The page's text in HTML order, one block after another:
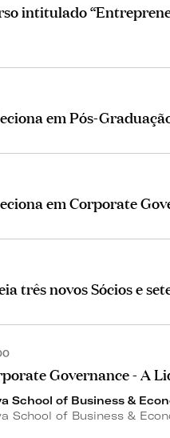
intitulado
em Pós-
em Corporate
três novos Sócios e
Governance - A
School of Business &
School of Business &